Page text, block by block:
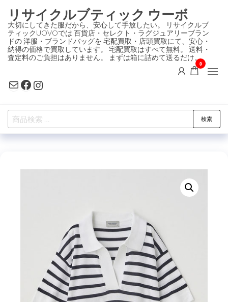
ン
テ
ン
ツ
プ
リサイクルブティック ウーボ
大切にしてきた服だから、安心して手放したい。 リサイクルブ
ティックUOVOでは 百貨店・セレクト・ラグジュアリーブラン
ドの 洋服・ブランドバッグを 宅配買取・店頭買取にて、安心・
納得の価格で買取しています。 宅配買取はすべて無料。 送料・
査定料のご負担はありません。 まずは箱に詰めて送るだけ。
MailFacebook
Instagram
0
検
索
検索